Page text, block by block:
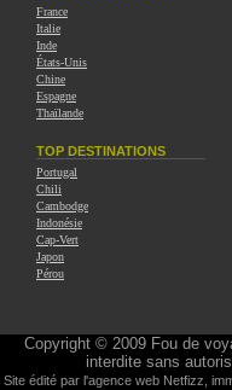
France
Italie
Inde
États-Unis
Chine
Espagne
Thaïlande
TOP DESTINATIONS
Portugal
Chili
Cambodge
Indonésie
Cap-Vert
Japon
Pérou
Copyright © 2009 Fou de
interdite sans
Site édité par l'agence web Netfizz ,